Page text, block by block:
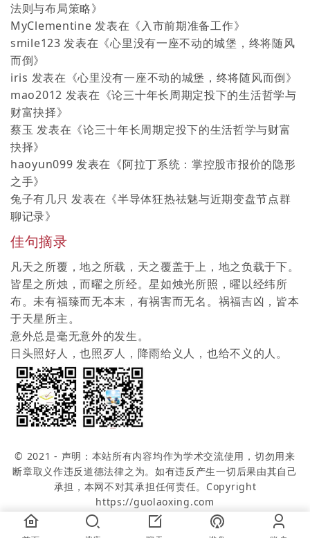
法则与布局策略》
MyClementine 发表在《入市前期准备工作》
smile123 发表在《心里没有一座不动的城堡，终将随风
而倒》
iris 发表在《心里没有一座不动的城堡，终将随风而倒》
mao2012 发表在《论三十年长周期定投下的生活哲学与
财富抉择》
蔡玉 发表在《论三十年长周期定投下的生活哲学与财富
抉择》
haoyun099 发表在《阿拉丁系统：掌控股市报价的隐形
之手》
兔子有几只 发表在《半导体狂热祛魅与近期变盘节点群
聊记录》
佳句摘录
凡天之所覆，地之所载，天之覆盖于上，地之负载于下。
皆星之所烛，而曜之所经。星如烛光所照，曜以经纬所
布。未有福臻而无本末，有祸害而无名。祸福吉凶，皆本
于天星所主。
意外总是毫无意外的发生。
日头照好人，也照歹人，降雨给义人，也给不义的人。
© 2021 - 声明：本站所有内容均作为学术交流使用，切勿用来
断章取义作违反道德法律之为。如有违反产生一切后果由其自己
承担，本网不对其承担任何责任。Copyright
https://guolaoxing.com